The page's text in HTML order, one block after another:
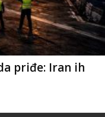
priđe: Iran ih